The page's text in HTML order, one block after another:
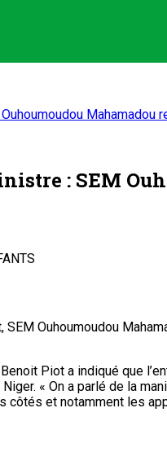
: SEM
Ouhoumoudou
Piot a indiqué que
« On a parlé de la
côtés et notamment les